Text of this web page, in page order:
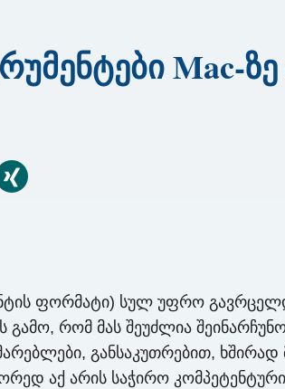
Mac-
ფორმატი) სულ უფრო
გამო, რომ მას შეუძლია
განსაკუთრებით, ხშირად
აქ არის საჭირო